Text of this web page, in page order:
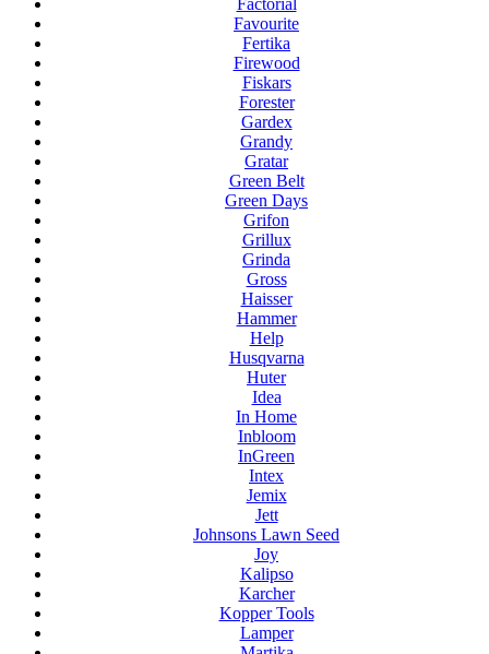
Factorial
Favourite
Fertika
Firewood
Fiskars
Forester
Gardex
Grandy
Gratar
Green Belt
Green Days
Grifon
Grillux
Grinda
Gross
Haisser
Hammer
Help
Husqvarna
Huter
Idea
In Home
Inbloom
InGreen
Intex
Jemix
Jett
Johnsons Lawn Seed
Joy
Kalipso
Karcher
Kopper Tools
Lamper